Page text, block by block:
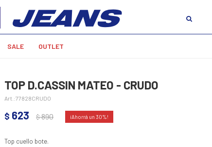
SALE OUTLET
TOP D.CASSIN MATEO - CRUDO
77828CRUDO
$ 623 $890 30
Top cuello bote.